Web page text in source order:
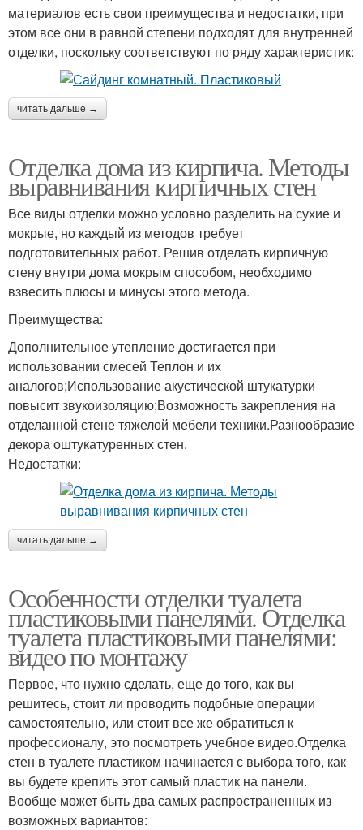
материалов есть свои преимущества и недостатки, при
этом все они в равной степени подходят для внутренней
отделки, поскольку соответствуют по ряду характеристик:
читать дальше →
Отделка дома из кирпича. Методы
выравнивания кирпичных стен
Все виды отделки можно условно разделить на сухие и
мокрые, но каждый из методов требует
подготовительных работ. Решив отделать кирпичную
стену внутри дома мокрым способом, необходимо
взвесить плюсы и минусы этого метода.
Преимущества:
Дополнительное утепление достигается при
использовании смесей Теплон и их
аналогов;Использование акустической штукатурки
повысит звукоизоляцию;Возможность закрепления на
отделанной стене тяжелой мебели техники.Разнообразие
декора оштукатуренных стен.
Недостатки:
читать дальше →
Особенности отделки туалета
пластиковыми панелями. Отделка
туалета пластиковыми панелями:
видео по монтажу
Первое, что нужно сделать, еще до того, как вы
решитесь, стоит ли проводить подобные операции
самостоятельно, или стоит все же обратиться к
профессионалу, это посмотреть учебное видео.Отделка
стен в туалете пластиком начинается с выбора того, как
вы будете крепить этот самый пластик на панели.
Вообще может быть два самых распространенных из
возможных вариантов: